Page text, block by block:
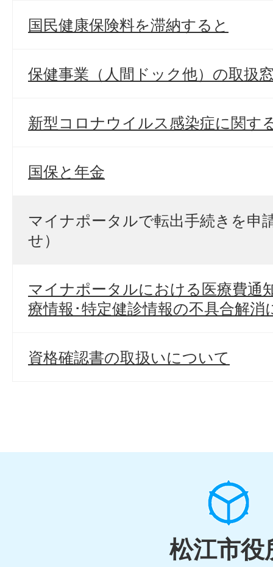
国民健康保険料を滞納すると
保健事業（人間ドック他）の取扱
新型コロナウイルス感染症に関す
国保と年金
マイナポータルで転出手続きを申
せ）
マイナポータルにおける医療費通
療情報･特定健診情報の不具合解
資格確認書の取扱いについて
松江市役